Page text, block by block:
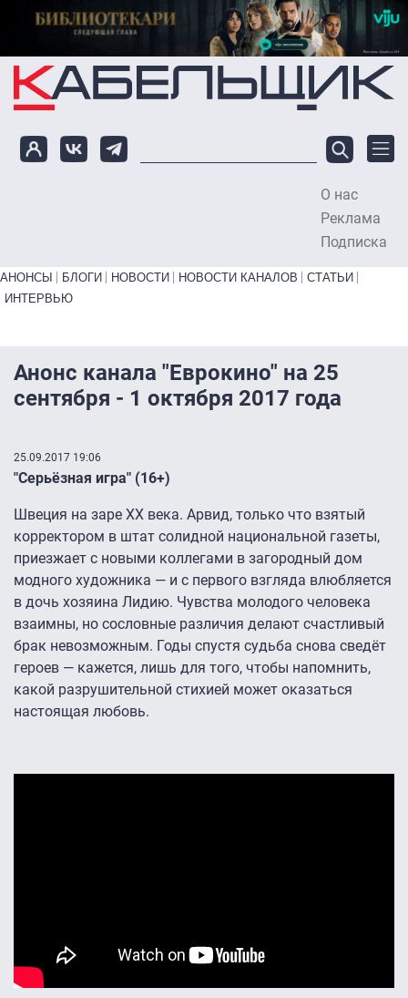
Перейти к основному содержанию
О нас
Реклама
Подписка
Primary links bottom
АНОНСЫ БЛОГИ НОВОСТИ НОВОСТИ КАНАЛОВ
СТАТЬИ
ИНТЕРВЬЮ
Анонс канала "Еврокино" на 25
сентября - 1 октября 2017 года
25.09.2017 19:06
"Серьёзная игра" (16+)
Швеция на заре ХХ века. Арвид, только что взятый
корректором в штат солидной национальной газеты,
приезжает с новыми коллегами в загородный дом
модного художника — и с первого взгляда влюбляется
в дочь хозяина Лидию. Чувства молодого человека
взаимны, но сословные различия делают счастливый
брак невозможным. Годы спустя судьба снова сведёт
героев — кажется, лишь для того, чтобы напомнить,
какой разрушительной стихией может оказаться
настоящая любовь.